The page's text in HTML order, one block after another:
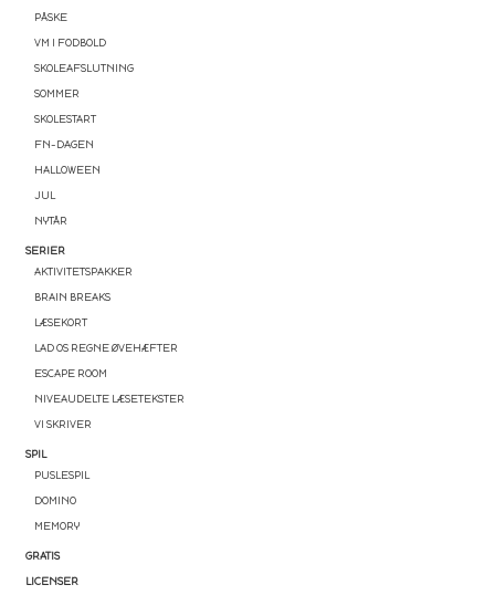
PÅSKE
VM I FODBOLD
SKOLEAFSLUTNING
SOMMER
SKOLESTART
FN-DAGEN
HALLOWEEN
JUL
NYTÅR
SERIER
AKTIVITETSPAKKER
BRAIN BREAKS
LÆSEKORT
LAD OS REGNE ØVEHÆFTER
ESCAPE ROOM
NIVEAUDELTE LÆSETEKSTER
VI SKRIVER
SPIL
PUSLESPIL
DOMINO
MEMORY
GRATIS
LICENSER